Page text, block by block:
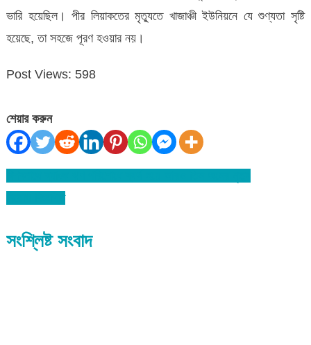
ভারি হয়েছিল। পীর লিয়াকতের মৃত্যুতে খাজাঞ্চী ইউনিয়নে যে শুণ্যতা সৃষ্টি
হয়েছে, তা সহজে পূরণ হওয়ার নয়।
Post Views: 598
শেয়ার করুন
Post
সংশ্লিষ্ট সংবাদ